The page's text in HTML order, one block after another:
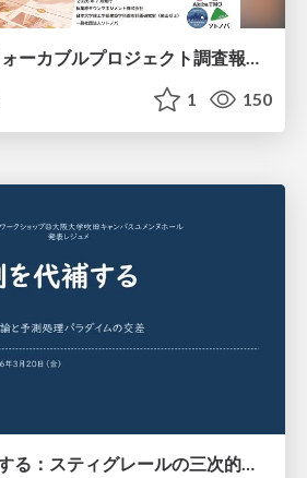
1 150
技術は予測を代補する：スティグレールの三次的記憶論と予測処理パラダイムの交差